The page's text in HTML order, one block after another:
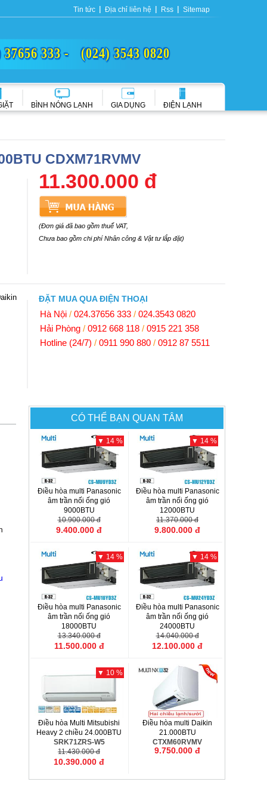
Tin tức Địa chỉ liên hệ Rss Sitemap
37656 333 - (024) 3543 0820
BÌNH NÓNG LẠNH GIA DỤNG ĐIỆN LẠNH
CDXM71RVMV
11.300.000 đ
(Đơn giá đã bao gồm thuế VAT,
Chưa bao gồm chi phí Nhân công & Vật tư lắp đặt)
ĐẶT MUA QUA ĐIỆN THOẠI
Hà Nội / 024.37656 333 / 024.3543 0820
Hải Phòng / 0912 668 118 / 0915 221 358
Hotline (24/7) / 0911 990 880 / 0912 87 5511
CÓ THỂ BẠN QUAN TÂM
▼ 14 %
Điều hòa multi Panasonic
âm trần nối ống gió
9000BTU
CS-MU9YD3Z
10.900.000 đ
9.400.000 đ
▼ 14 %
Điều hòa multi Panasonic
âm trần nối ống gió
12000BTU
CS-MU12YD3Z
11.370.000 đ
9.800.000 đ
▼ 14 %
Điều hòa multi Panasonic
âm trần nối ống gió
18000BTU
CS-MU18YD3Z
13.340.000 đ
11.500.000 đ
▼ 14 %
Điều hòa multi Panasonic
âm trần nối ống gió
24000BTU
CS-MU24YD3Z
14.040.000 đ
12.100.000 đ
▼ 10 %
Điều hòa Multi Mitsubishi
Heavy 2 chiều 24.000BTU
SRK71ZRS-W5
11.430.000 đ
10.390.000 đ
Điều hòa multi Daikin
21.000BTU
CTXM60RVMV
9.750.000 đ